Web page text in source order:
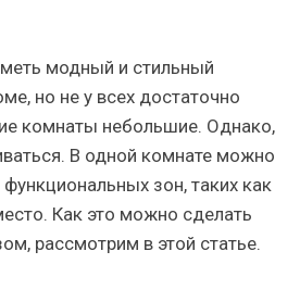
модный и стильный
но не у всех достаточно
комнаты небольшие. Однако,
В одной комнате можно
зон, таких как
Как это можно сделать
рассмотрим в этой статье.